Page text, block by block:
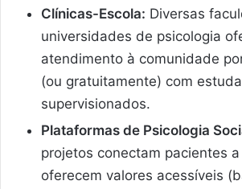
Clínicas-Escola: Diversas
universidades de psicologia
atendimento à comunidade
(ou gratuitamente) com
supervisionados.
Plataformas de Psicologia
projetos conectam pacientes
oferecem valores acessíveis